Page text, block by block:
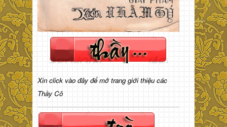
Xin click vào đây để mở trang giới thiệu các
Thầy Cô